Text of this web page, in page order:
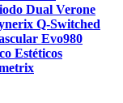
Dual Verone
Q-Switched
Evo980
Estéticos